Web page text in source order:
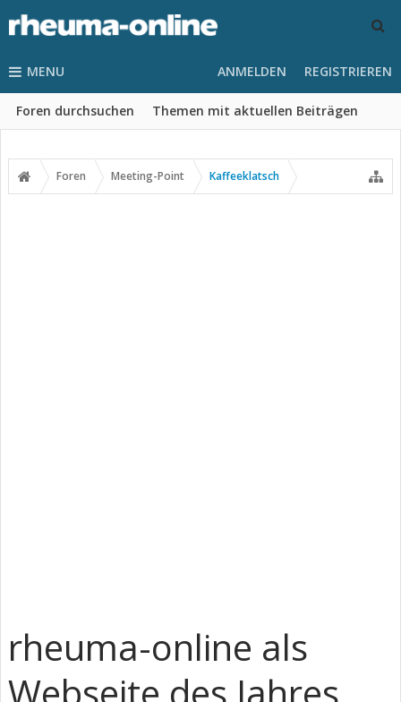
MENU
Foren durchsuchen Themen mit aktuellen Beiträgen
ANMELDEN REGISTRIEREN
Foren Meeting-Point Kaffeeklatsch
rheuma-online als